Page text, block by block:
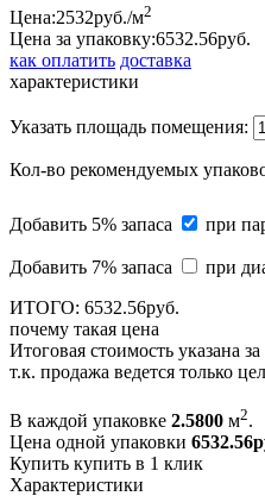
Цена:2532руб./м2
Цена за упаковку:6532.56руб.
как оплатить доставка
характеристики
Указать площадь помещения:
Кол-во рекомендуемых
Добавить 5% запаса при
Добавить 7% запаса
при
ИТОГО: 6532.56руб.
почему такая цена
Итоговая стоимость указана
т.к. продажа ведется только
В каждой упаковке 2.5800 м2.
Цена одной упаковки 6532.56
Купить купить в 1 клик
Характеристики